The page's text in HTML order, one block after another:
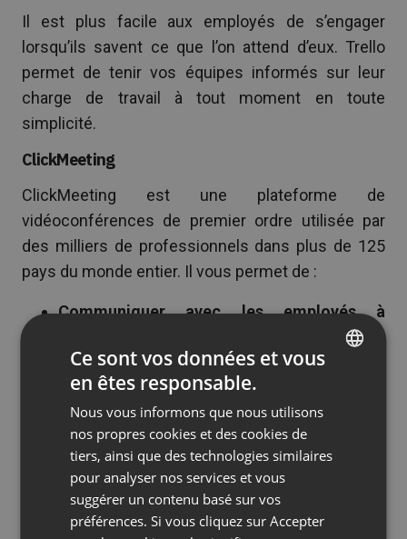
Il est plus facile aux employés de s’engager
lorsqu’ils savent ce que l’on attend d’eux. Trello
permet de tenir vos équipes informés sur leur
charge de travail à tout moment en toute
simplicité.
ClickMeeting
ClickMeeting est une plateforme de
vidéoconférences de premier ordre utilisée par
des milliers de professionnels dans plus de 125
pays du monde entier. Il vous permet de :
Communiquer avec les employés à
Il est difficile de communiquer
avec d’autres êtres humains lorsque l’on ne
les voit pas. Latechnologie de
visioconférencesClickMeeting vous permet
de mener des conversations en face à face,
même lorsque les participants sont à des
milliers de kilomètres l’un de l’autre.
Organiser des réunions virtuelles
FRENCH
GERMAN
Ce sont vos données et vous
en êtes responsable.
Nous vous informons que nous utilisons
nos propres cookies et des cookies de
tiers, ainsi que des technologies similaires
pour analyser nos services et vous
suggérer un contenu basé sur vos
préférences. Si vous cliquez sur Accepter